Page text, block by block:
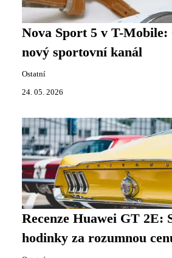
Nova Sport 5 v T-Mobile:
nový sportovní kanál
Ostatní
24. 05. 2026
Recenze Huawei GT 2E:
hodinky za rozumnou